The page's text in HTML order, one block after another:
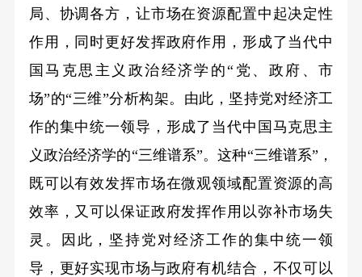
局、协调各方，让市场在资源配置中起决定性
作用，同时更好发挥政府作用，形成了当代中
国马克思主义政治经济学的“党、政府、市
场”的“三维”分析构架。由此，坚持党对经济工
作的集中统一领导，形成了当代中国马克思主
义政治经济学的“三维谱系”。这种“三维谱系”，
既可以有效发挥市场在微观领域配置资源的高
效率，又可以保证政府发挥作用以弥补市场失
灵。因此，坚持党对经济工作的集中统一领
导，更好实现市场与政府有机结合，不仅可以